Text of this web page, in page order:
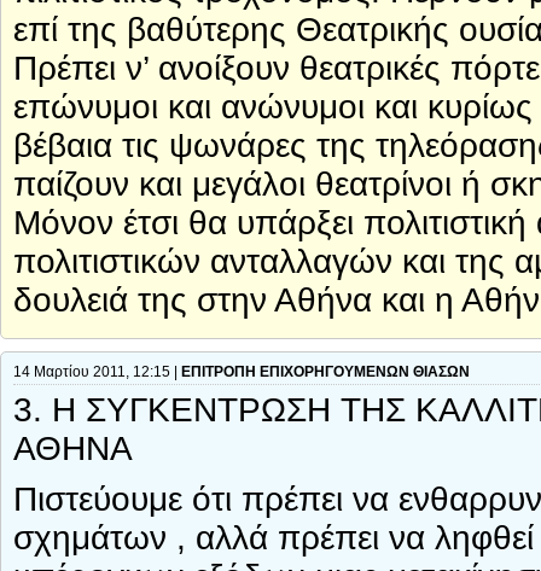
επί της βαθύτερης Θεατρικής
Πρέπει ν’ ανοίξουν θεατρικές
επώνυμοι και ανώνυμοι και
βέβαια τις ψωνάρες της
παίζουν και μεγάλοι θεατρίνοι ή
Μόνον έτσι θα υπάρξει
πολιτιστικών ανταλλαγών και της
δουλειά της στην Αθήνα και η
14 Μαρτίου 2011, 12:15 | ΕΠΙΤΡΟΠΗ ΕΠΙΧΟΡΗΓΟΥΜΕΝΩΝ ΘΙΑΣΩΝ
3. Η ΣΥΓΚΕΝΤΡΩΣΗ ΤΗΣ
ΑΘΗΝΑ
Πιστεύουμε ότι πρέπει να
σχημάτων , αλλά πρέπει να